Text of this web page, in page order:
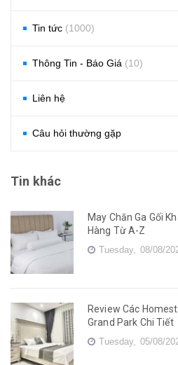
Tin tức (1000)
Thông Tin - Báo Giá (10)
Liên hệ
Câu hỏi thường gặp
Tin khác
May Chăn Ga Gối
Hàng Từ A-Z
Tuesday, 08/08/
Review Các
Grand Park Chi Tiết
Tuesday, 05/08/